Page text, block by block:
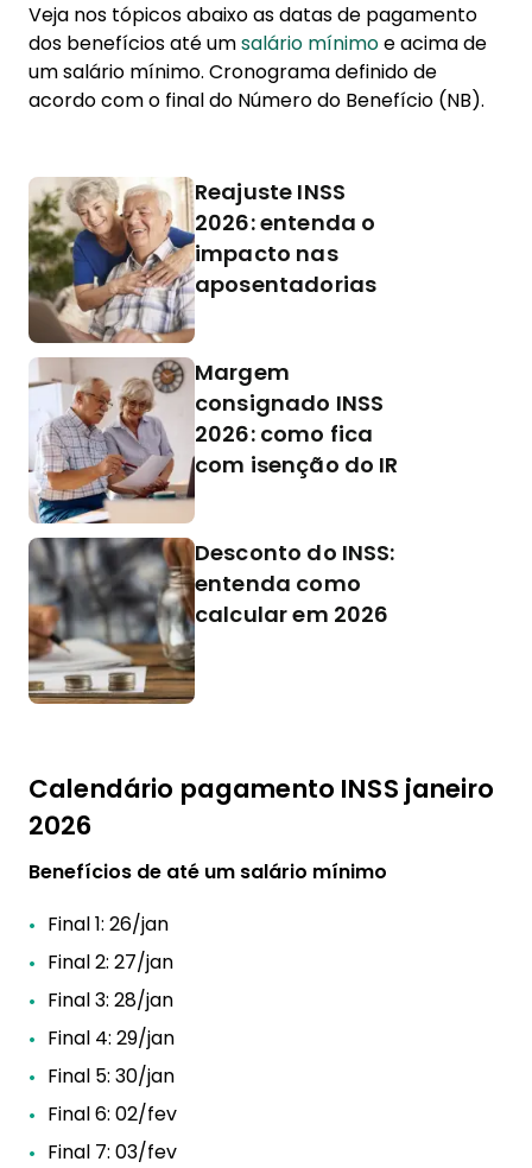
4. Piso mínimo atualizado
Veja nos tópicos abaixo as datas de pagamento
dos benefícios até umsalário mínimoe acima de
um salário mínimo. Cronograma definido de
acordo com o final do Número do Benefício (NB).
Reajuste INSS
2026: entenda o
impacto nas
aposentadorias
Margem
consignado INSS
2026: como fica
com isenção do IR
Desconto do INSS:
entenda como
calcular em 2026
Calendário pagamento INSS janeiro
2026
Benefícios de até um salário mínimo
Final 1: 26/jan
Final 2: 27/jan
Final 3: 28/jan
Final 4: 29/jan
Final 5: 30/jan
Final 6: 02/fev
Final 7: 03/fev